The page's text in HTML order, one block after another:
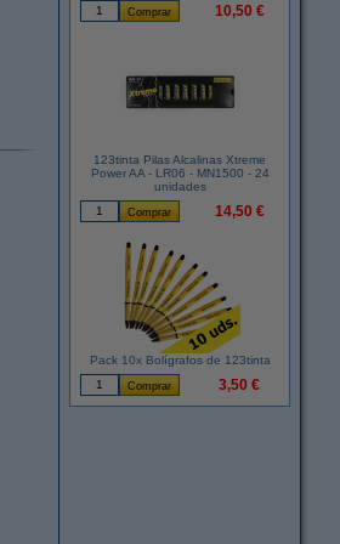
10,50 €
123tinta Pilas Alcalinas Xtreme
Power AA - LR06 - MN1500 - 24
unidades
14,50 €
Pack 10x Bolígrafos de 123tinta
3,50 €